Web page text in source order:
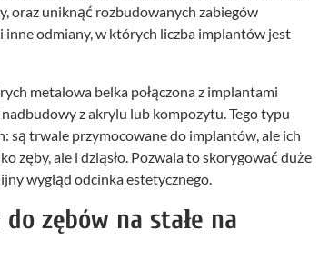
oraz uniknąć rozbudowanych zabiegów
odmiany, w których liczba implantów jest
metalowa belka połączona z implantami
z akrylu lub kompozytu. Tego typu
są trwale przymocowane do implantów, ale ich
zęby, ale i dziąsło. Pozwala to skorygować duże
wygląd odcinka estetycznego.
zębów na stałe na